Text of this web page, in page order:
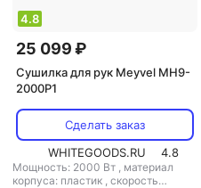
4.8
25 099 ₽
Сушилка для рук Meyvel MH9-
2000P1
Сделать заказ
WHITEGOODS.RU
4.8
Мощность: 2000 Вт , материал
корпуса: пластик , скорость